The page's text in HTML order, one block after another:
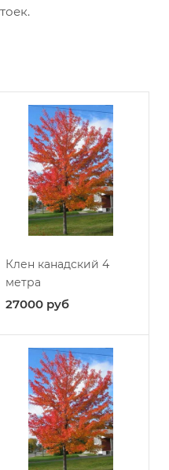
Клен канадский 4
метра
27000 руб